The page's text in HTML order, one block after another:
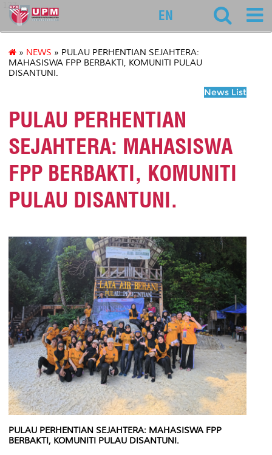
127
EN
» NEWS » PULAU PERHENTIAN SEJAHTERA:
MAHASISWA FPP BERBAKTI, KOMUNITI PULAU
DISANTUNI.
News List
PULAU PERHENTIAN
SEJAHTERA: MAHASISWA
FPP BERBAKTI, KOMUNITI
PULAU DISANTUNI.
PULAU PERHENTIAN SEJAHTERA: MAHASISWA FPP
BERBAKTI, KOMUNITI PULAU DISANTUNI.